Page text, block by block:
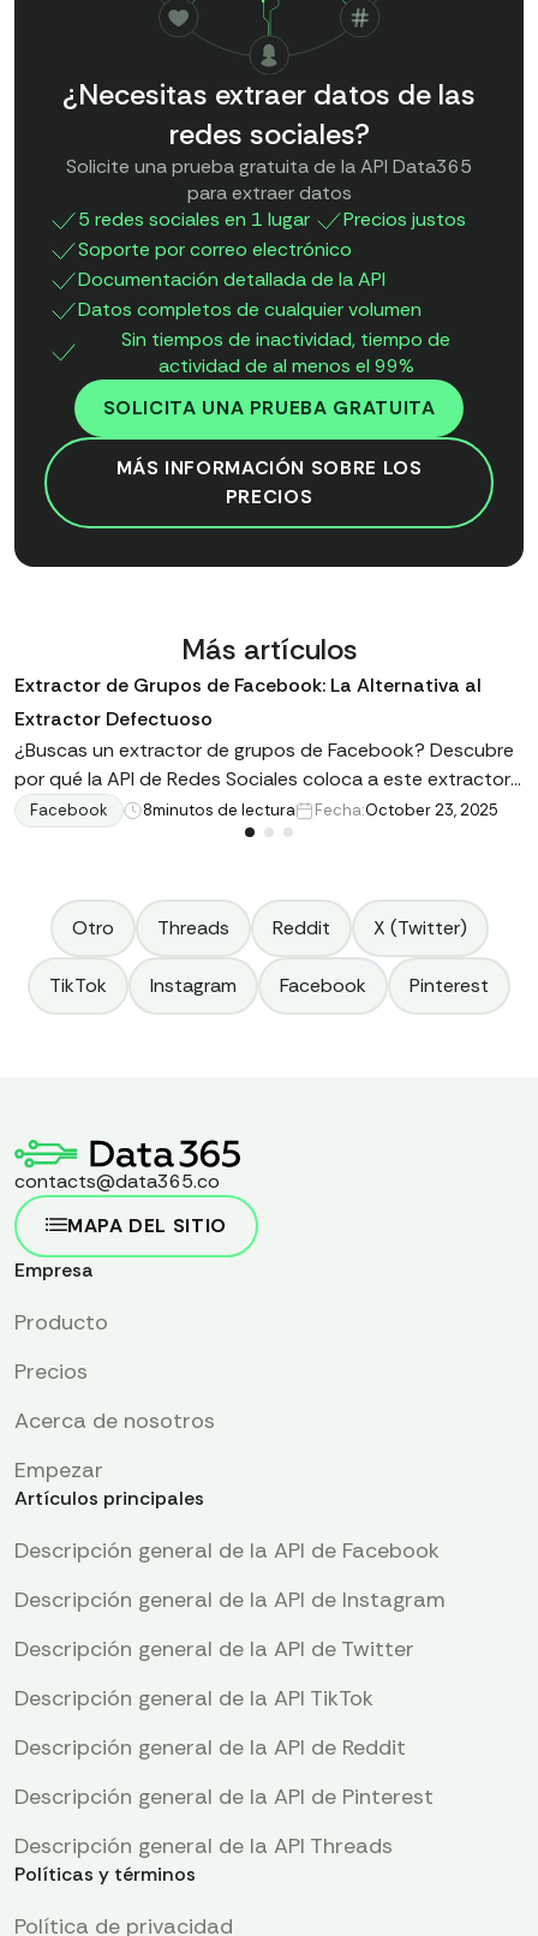
¿Necesitas extraer datos de las
redes sociales?
Solicite una prueba gratuita de la API Data365
para extraer datos
5 redes sociales en 1 lugar
Precios justos
Soporte por correo electrónico
Documentación detallada de la API
Datos completos de cualquier volumen
Sin tiempos de inactividad, tiempo de
actividad de al menos el 99%
SOLICITA UNA PRUEBA GRATUITA
MÁS INFORMACIÓN SOBRE LOS
PRECIOS
Más artículos
Extractor de Grupos de Facebook: La Alternativa al
Extractor Defectuoso
¿Buscas un extractor de grupos de Facebook? Descubre
por qué la API de Redes Sociales coloca a este extractor
en su lugar, obteniendo información empresarial sin
complicaciones.
Facebook 8minutos de lectura Fecha:October 23, 2025
Otro Threads Reddit X (Twitter)
TikTok Instagram Facebook Pinterest
contacts@data365.co
MAPA DEL SITIO
Empresa
Producto
Precios
Acerca de nosotros
Empezar
Artículos principales
Descripción general de la API de Facebook
Descripción general de la API de Instagram
Descripción general de la API de Twitter
Descripción general de la API TikTok
Descripción general de la API de Reddit
Descripción general de la API de Pinterest
Descripción general de la API Threads
Políticas y términos
Política de privacidad